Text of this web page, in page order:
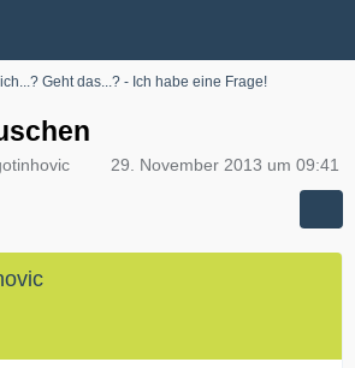
Geht das...? - Ich habe eine Frage!
29. November 2013 um 09:41